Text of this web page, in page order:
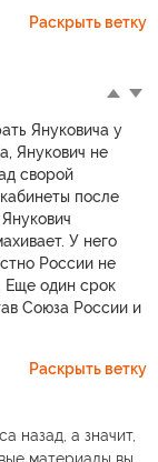
Раскрыть ветку
Януковича у
Янукович не
сворой
после
У него
России не
Еще один срок
Союза России и
Раскрыть ветку
назад, а значит,
материалы вы